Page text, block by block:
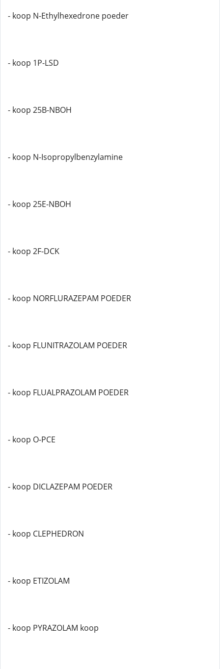
- koop N-Ethylhexedrone poeder
- koop 1P-LSD
- koop 25B-NBOH
- koop N-Isopropylbenzylamine
- koop 25E-NBOH
- koop 2F-DCK
- koop NORFLURAZEPAM POEDER
- koop FLUNITRAZOLAM POEDER
- koop FLUALPRAZOLAM POEDER
- koop O-PCE
- koop DICLAZEPAM POEDER
- koop CLEPHEDRON
- koop ETIZOLAM
- koop PYRAZOLAM koop